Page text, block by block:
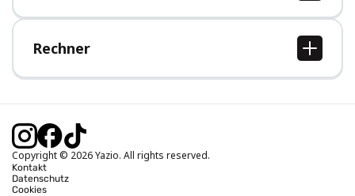
Hilfe-Bereich
Rechner
BMI Rechner
Idealgewicht berechnen
Kalorienverbrauch berechnen
Copyright © 2026 Yazio. All rights reserved.
Kontakt
Datenschutz
Cookies